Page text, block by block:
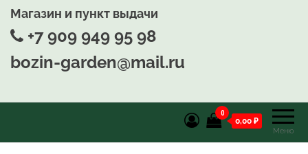
Магазин и пункт выдачи
+7 909 949 95 98
bozin-garden@mail.ru
Меню
0
0,00 ₽